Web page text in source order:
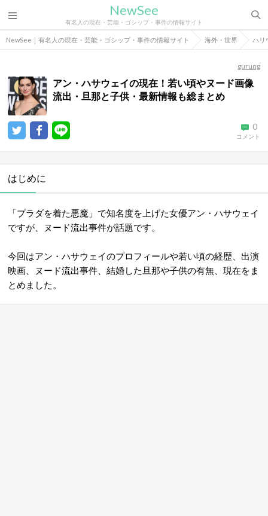
NewSee
有名人の現在・芸能・ゴシップ・事件の情報サイト
NewSee｜有名人の現在・芸能・ゴシップ・事件の情報サイト 海外・世界 ハリ
gurung
アン・ハサウェイの現在！若い頃やヌード画像
流出・旦那と子供・最新情報も総まとめ
0
コメント
はじめに
「プラダを着た悪魔」で知名度を上げた女優アン・ハサウェイ
ですが、ヌード流出事件が話題です。
今回はアン・ハサウェイのプロフィールや若い頃の経歴、出演
映画、ヌード流出事件、結婚した旦那や子供の有無、現在をま
とめました。